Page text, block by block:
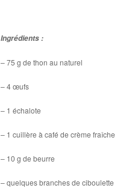
Ingrédients :
– 75 g de thon au naturel
– 4 œufs
– 1 échalote
– 1 cuillère à café de crème fraîche
– 10 g de beurre
– quelques branches de ciboulette